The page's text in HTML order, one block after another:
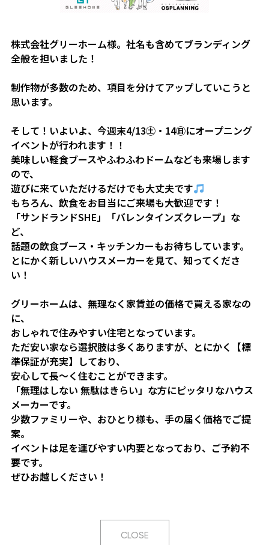
株式会社グリーホーム様。社名も含めてブランディング
全般を担いました！
制作物が多数のため、項目を分けてアップしていこうと
思います。
そして！いよいよ、今週末4/13㊏・14㊐にオープニング
イベントが行われます！！
美味しい軽食ブースやふわふわドームなども来場します
ので、
遊びに来ていただけるだけでも大丈夫です
もちろん、飲食をお目当にご来場も大歓迎です！
「サンドランドSHE」「バレンタインズクレープ」な
ど、
話題の飲食ブース・キッチンカーもお待ちしています。
とにかく新しいハウスメーカーを見て、知ってくださ
い！
グリーホームは、無理なく家賃並の価格で買える家なの
に、
おしゃれで住みやすい住宅となっています。
ただ安い家なら選択肢は多くありますが、とにかく【標
準保証が充実】しており、
安心して長〜く住むことができます。
「無理はしない 無駄はきらい」な方にピッタリなハウス
メーカーです。
少数ファミリーや、おひとり様も、手の届く価格でご提
案。
イベントは足を運びやすい内要となっており、ご予約不
要です。
ぜひお越しください！
CLOSE